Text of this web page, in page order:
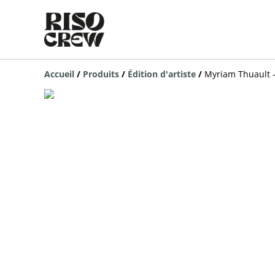
Accueil / Produits / Édition d'artiste / Myriam Thuault